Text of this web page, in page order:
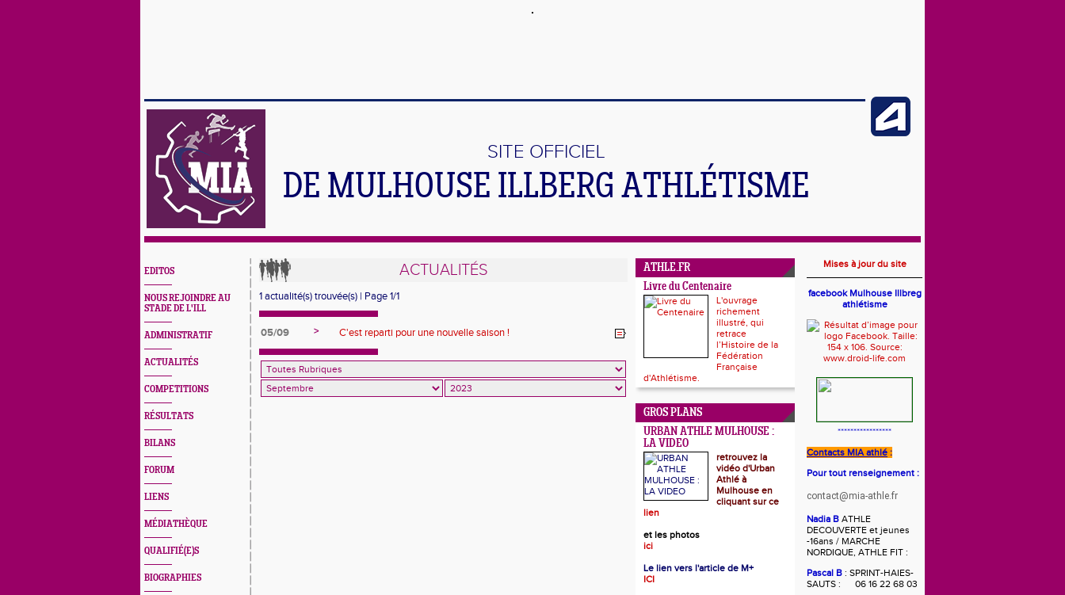
SITE OFFICIEL
DE MULHOUSE ILLBERG ATHLÉTISME
EDITOS
NOUS REJOINDRE AU
STADE DE L'ILL
ADMINISTRATIF
ACTUALITÉS
COMPETITIONS
RÉSULTATS
BILANS
FORUM
LIENS
MÉDIATHÈQUE
QUALIFIÉ(E)S
BIOGRAPHIES
ACTUALITÉS
1 actualité(s) trouvée(s) | Page 1/1
05/09 > C'est reparti pour une nouvelle saison !
ATHLE.FR
Livre du Centenaire
L'ouvrage
richement
illustré, qui
retrace
l’Histoire de la
Fédération
Française
d'Athlétisme.
GROS PLANS
URBAN ATHLE MULHOUSE :
LA VIDEO
retrouvez la
vidéo d'Urban
Athlé à
Mulhouse en
cliquant sur ce
lien
et les photos
ici
Le lien vers l'article de M+
ICI
Mises à jour du site
facebook Mulhouse Illbreg
athlétisme
*****************
Contacts MIA athlé :
Pour tout renseignement :
contact@mia-athle.fr
Nadia B ATHLE
DECOUVERTE et jeunes
-16ans / MARCHE
NORDIQUE, ATHLE FIT :
Pascal B : SPRINT-HAIES-
SAUTS : 06 16 22 68 03